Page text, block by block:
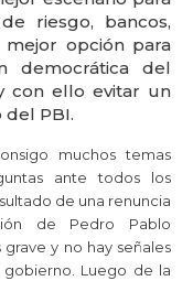
riesgo, bancos,
mejor opción para
democrática del
con ello evitar un
PBI.
muchos temas
ante todos los
de una renuncia
de Pedro Pablo
y no hay señales
Luego de la